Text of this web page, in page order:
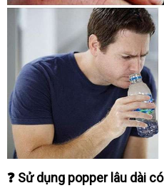
❓ Sử dụng popper lâu dài